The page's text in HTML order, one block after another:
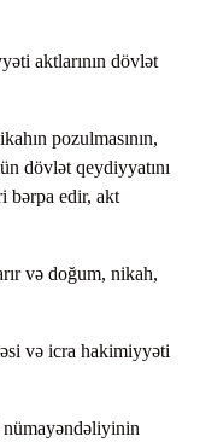
aktlarının dövlət
pozulmasının,
dövlət qeydiyyatını
bərpa edir, akt
və doğum, nikah,
və icra hakimiyyəti
nümayəndəliyinin